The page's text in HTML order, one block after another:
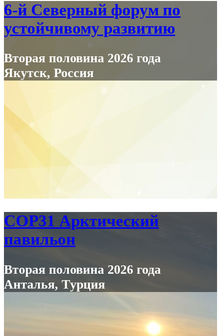
6-й Северный форум по
устойчивому развитию
Вторая половина 2026 года
Якутск, Россия
COP31 Арктический
павильон
Вторая половина 2026 года
Анталья, Tурция